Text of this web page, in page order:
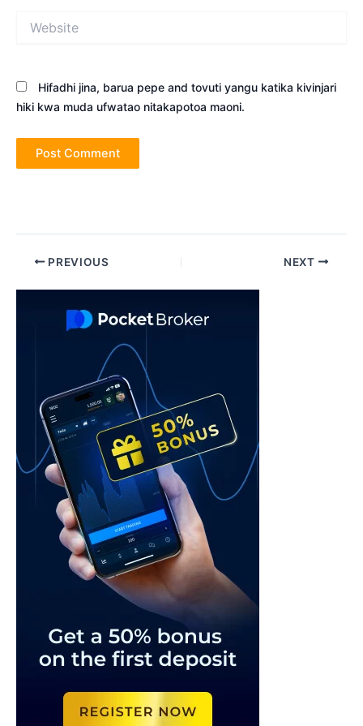
Hifadhi jina, barua pepe and tovuti yangu katika kivinjari
hiki kwa muda ufwatao nitakapotoa maoni.
Post PREVIOUS NEXT